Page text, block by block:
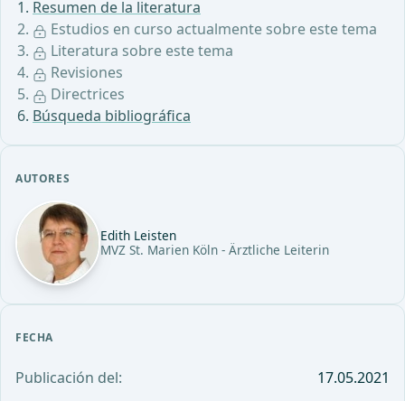
Resumen de la literatura
Estudios en curso actualmente sobre este tema
Literatura sobre este tema
Revisiones
Directrices
Búsqueda bibliográfica
AUTORES
Edith Leisten
MVZ St. Marien Köln - Ärztliche Leiterin
FECHA
Publicación del: 17.05.2021